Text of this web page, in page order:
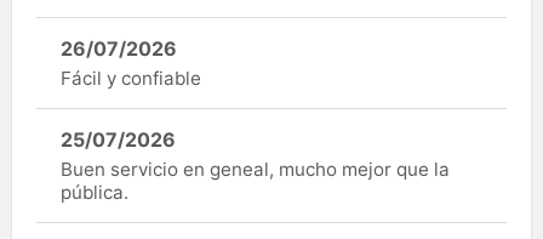
26/07/2026
Fácil y confiable
25/07/2026
Buen servicio en geneal, mucho mejor que la
pública.